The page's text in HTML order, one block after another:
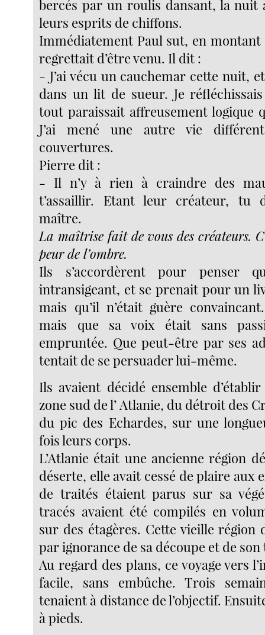
bercés par un roulis dansant, la nuit
leurs esprits de chiffons.
Immédiatement Paul sut, en montant
regrettait d’être venu. Il dit :
- J’ai vécu un cauchemar cette nuit,
dans un lit de sueur. Je
tout paraissait affreusement logique
J’ai mené une autre vie
couvertures.
Pierre dit :
- Il n’y à rien à craindre des
t’assaillir. Etant leur créateur, tu
maître.
La maîtrise fait de vous des créateurs.
peur de l’ombre.
Ils s’accordèrent pour penser
intransigeant, et se prenait pour un
mais qu’il n’était guère
mais que sa voix était sans
empruntée. Que peut-être par ses
tentait de se persuader lui-même.
Ils avaient décidé ensemble
zone sud de l’ Atlanie, du détroit des
du pic des Echardes, sur une
fois leurs corps.
L’Atlanie était une ancienne région
déserte, elle avait cessé de plaire aux
de traités étaient parus sur sa
tracés avaient été compilés en
sur des étagères. Cette vieille région
par ignorance de sa découpe et de
Au regard des plans, ce voyage vers
facile, sans embûche. Trois
tenaient à distance de l’objectif.
à pieds.